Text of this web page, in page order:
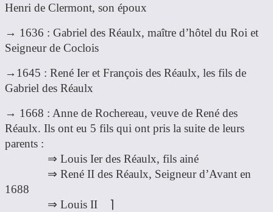
Henri de Clermont, son époux
→ 1636 : Gabriel des Réaulx, maître d’hôtel du Roi et
Seigneur de Coclois
→1645 : René Ier et François des Réaulx, les fils de
Gabriel des Réaulx
→ 1668 : Anne de Rochereau, veuve de René des
Réaulx. Ils ont eu 5 fils qui ont pris la suite de leurs
parents :
⇒ Louis Ier des Réaulx, fils ainé
⇒ René II des Réaulx, Seigneur d’Avant en
1688
⇒ Louis II ⌉